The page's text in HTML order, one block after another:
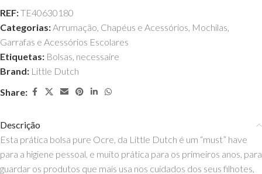
REF:TE40630180
Categorias:Arrumação, Chapéus e Acessórios, Mochilas,
Garrafas e Acessórios Escolares
Etiquetas: Bolsas, necessaire
Brand: Little Dutch
Share:
Descrição
Esta prática bolsa pure Ocre, da Little Dutch é um “must” have
para a higiene pessoal, e muito prática para os primeiros anos, para
guardar os produtos que mais usa nos cuidados dos seus filhotes,